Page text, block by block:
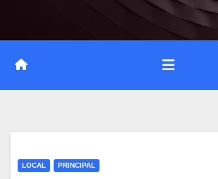
LOCAL PRINCIPAL